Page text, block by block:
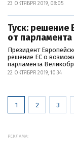
23 ОКТЯБРЯ 2019, 08:05
Туск: решение
от
Президент
решение ЕС о
парламента
22 ОКТЯБРЯ 2019, 10:34
1 2 3
РЕКЛАМА: